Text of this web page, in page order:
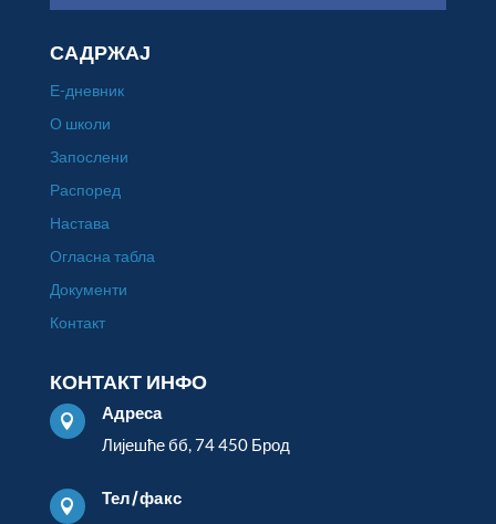
САДРЖАЈ
Е-дневник
О школи
Запослени
Распоред
Настава
Огласна табла
Документи
Контакт
КОНТАКТ ИНФО

Адреса
Лијешће бб, 74 450 Брод

Тел/факс